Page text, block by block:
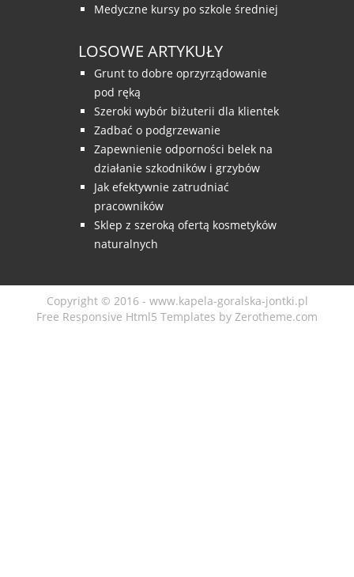
Medyczne kursy po szkole średniej
LOSOWE ARTYKUŁY
Grunt to dobre oprzyrządowanie
pod ręką
Szeroki wybór biżuterii dla klientek
Zadbać o podgrzewanie
Zapewnienie odporności belek na
działanie szkodników i grzybów
Jak efektywnie zatrudniać
pracowników
Sklep z szeroką ofertą kosmetyków
naturalnych
Copyright © 2016 - www.kapela-goralska-jontki.pl
Free Responsive Html5 Templates by Zerotheme.com